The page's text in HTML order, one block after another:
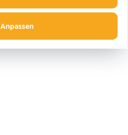
Anpassen